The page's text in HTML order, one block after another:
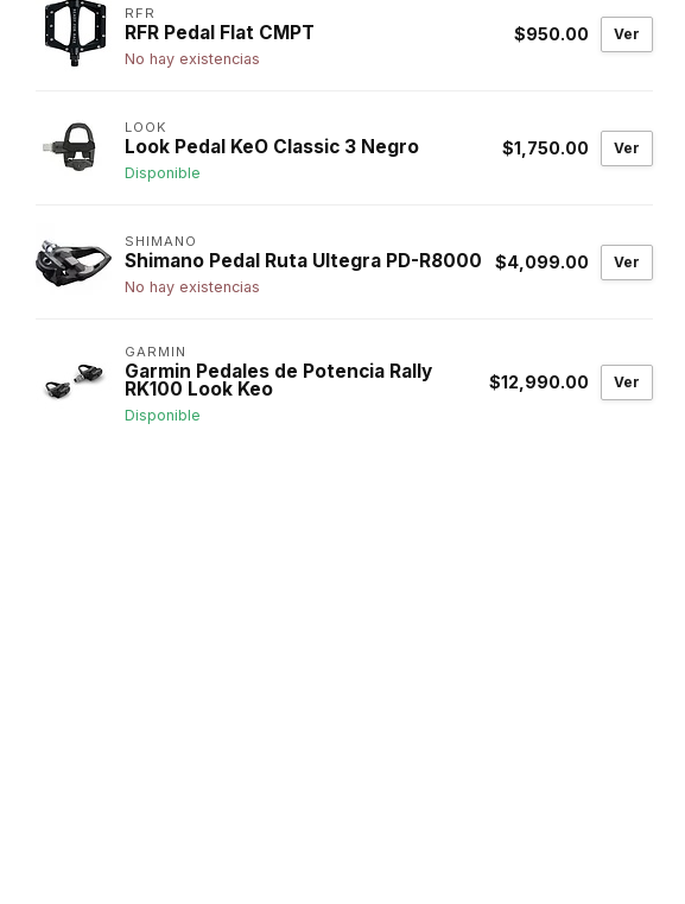
RFR
RFR Pedal Flat CMPT
No hay existencias
$950.00 Ver
LOOK
Look Pedal KeO Classic 3 Negro
Disponible
$1,750.00 Ver
SHIMANO
Shimano Pedal Ruta Ultegra PD-R8000
No hay existencias
$4,099.00 Ver
GARMIN
Garmin Pedales de Potencia Rally
RK100 Look Keo
Disponible
$12,990.00 Ver